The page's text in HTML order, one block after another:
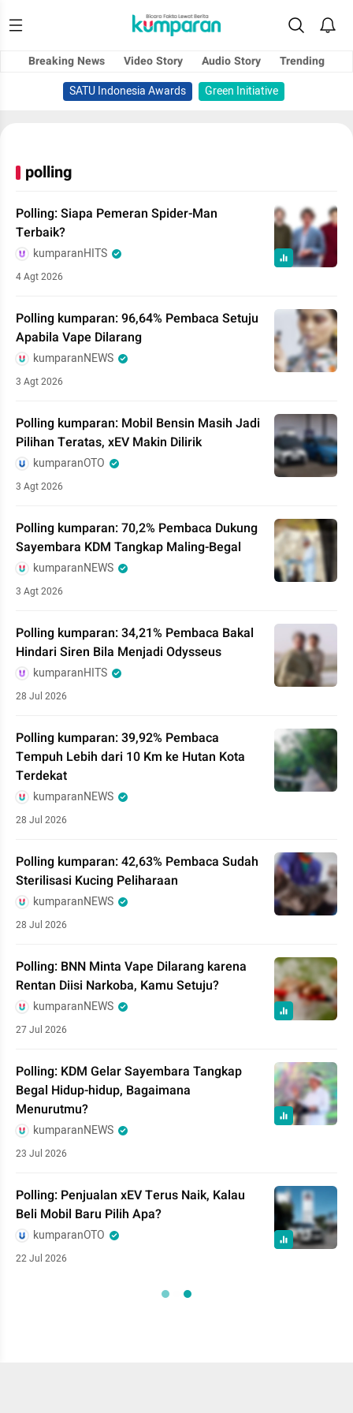
Breaking News Video Story Audio Story
Trending
SATU Indonesia Awards
Green Initiative
polling
Polling: Siapa Pemeran Spider-Man
Terbaik?
kumparanHITS
4 Agt 2026
Polling kumparan: 96,64% Pembaca Setuju
Apabila Vape Dilarang
kumparanNEWS
3 Agt 2026
Polling kumparan: Mobil Bensin Masih Jadi
Pilihan Teratas, xEV Makin Dilirik
kumparanOTO
3 Agt 2026
Polling kumparan: 70,2% Pembaca Dukung
Sayembara KDM Tangkap Maling-Begal
kumparanNEWS
3 Agt 2026
Polling kumparan: 34,21% Pembaca Bakal
Hindari Siren Bila Menjadi Odysseus
kumparanHITS
28 Jul 2026
Polling kumparan: 39,92% Pembaca
Tempuh Lebih dari 10 Km ke Hutan Kota
Terdekat
kumparanNEWS
28 Jul 2026
Polling kumparan: 42,63% Pembaca Sudah
Sterilisasi Kucing Peliharaan
kumparanNEWS
28 Jul 2026
Polling: BNN Minta Vape Dilarang karena
Rentan Diisi Narkoba, Kamu Setuju?
kumparanNEWS
27 Jul 2026
Polling: KDM Gelar Sayembara Tangkap
Begal Hidup-hidup, Bagaimana
Menurutmu?
kumparanNEWS
23 Jul 2026
Polling: Penjualan xEV Terus Naik, Kalau
Beli Mobil Baru Pilih Apa?
kumparanOTO
22 Jul 2026